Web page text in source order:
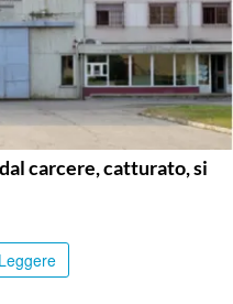
carcere, catturato, si